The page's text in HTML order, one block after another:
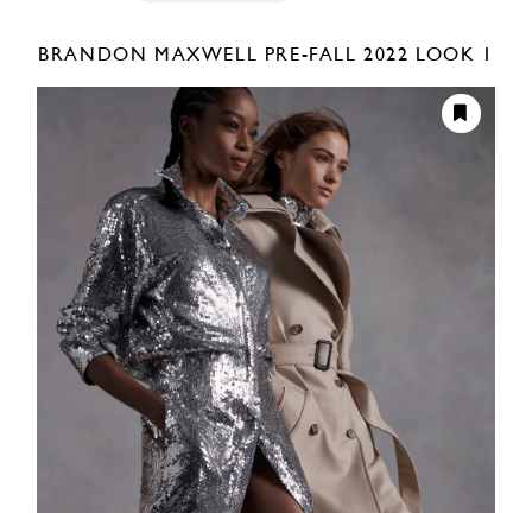
BRANDON MAXWELL PRE-FALL 2022 LOOK 1